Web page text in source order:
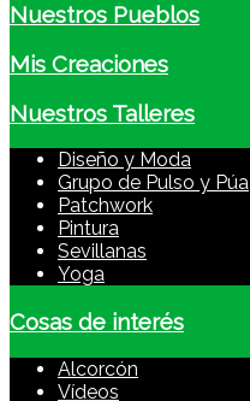
Nuestros Pueblos
Mis Creaciones
Nuestros Talleres
Diseño y Moda
Grupo de Pulso y Púa
Patchwork
Pintura
Sevillanas
Yoga
Cosas de interés
Alcorcón
Vídeos